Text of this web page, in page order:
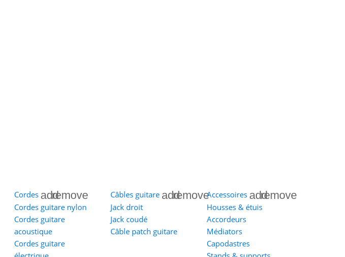
Cordes addremove
Cordes guitare nylon
Cordes guitare
acoustique
Cordes guitare
Câbles guitare addremove
Jack droit
Jack coudé
Câble patch guitare
Accessoires addremove
Housses & étuis
Accordeurs
Médiators
Capodastres